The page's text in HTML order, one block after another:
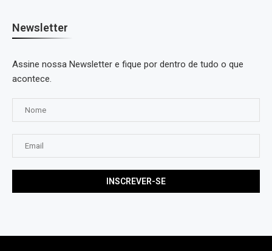
Newsletter
Assine nossa Newsletter e fique por dentro de tudo o que
acontece.